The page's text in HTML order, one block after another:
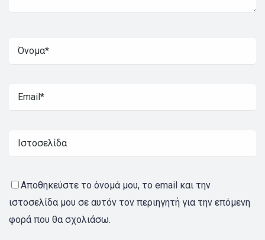
Αποθηκεύστε το όνομά μου, το email και την
ιστοσελίδα μου σε αυτόν τον περιηγητή για την επόμενη
φορά που θα σχολιάσω.